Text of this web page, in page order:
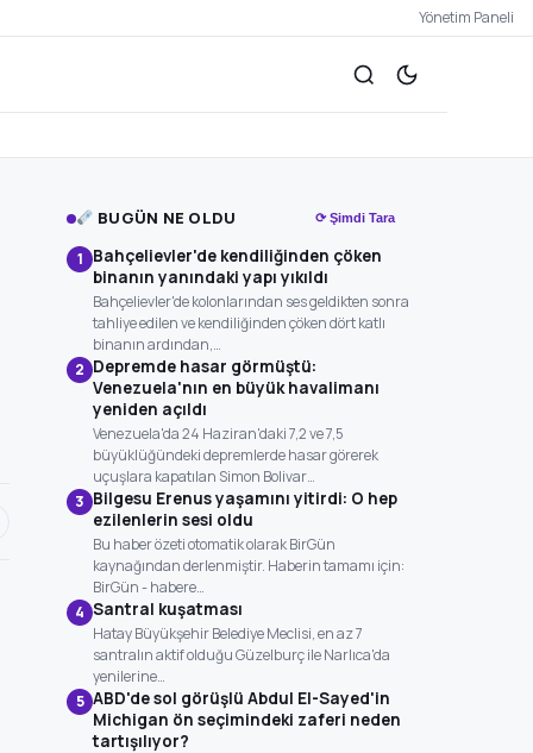
Yönetim Paneli
BUGÜN NE OLDU ⟳ Şimdi Tara
1 Bahçelievler'de kendiliğinden çöken
binanın yanındaki yapı yıkıldı
Bahçelievler'de kolonlarından ses geldikten sonra
tahliye edilen ve kendiliğinden çöken dört katlı
binanın ardından,…
2 Depremde hasar görmüştü:
Venezuela'nın en büyük havalimanı
yeniden açıldı
Venezuela'da 24 Haziran'daki 7,2 ve 7,5
büyüklüğündeki depremlerde hasar görerek
uçuşlara kapatılan Simon Bolivar…
3 Bilgesu Erenus yaşamını yitirdi: O hep
ezilenlerin sesi oldu
Bu haber özeti otomatik olarak BirGün
kaynağından derlenmiştir. Haberin tamamı için:
BirGün - habere…
4 Santral kuşatması
Hatay Büyükşehir Belediye Meclisi, en az 7
santralın aktif olduğu Güzelburç ile Narlıca'da
yenilerine…
5 ABD'de sol görüşlü Abdul El-Sayed'in
Michigan ön seçimindeki zaferi neden
tartışılıyor?